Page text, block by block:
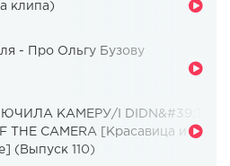
клипа)
- Про Ольгу Бузову
КАМЕРУ/I DIDN&#39;T
THE CAMERA [Красавица и
(Выпуск 110)